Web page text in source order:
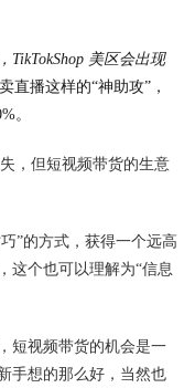
美区会出现
直播这样的“神助攻”，
。
，但短视频带货的生意
”的方式，获得一个远高
这个也可以理解为“信息
短视频带货的机会是一
手想的那么好，当然也